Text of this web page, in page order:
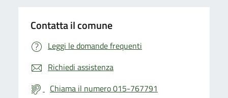
Contatta il comune
Leggi le domande frequenti
Richiedi assistenza
Chiama il numero 015-767791